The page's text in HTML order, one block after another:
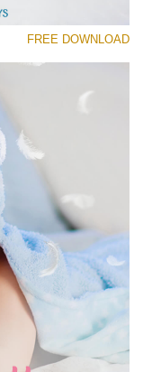
(30 Overlays)
Entire Collection
Large 6000*4000px
FREE DOWNLOAD